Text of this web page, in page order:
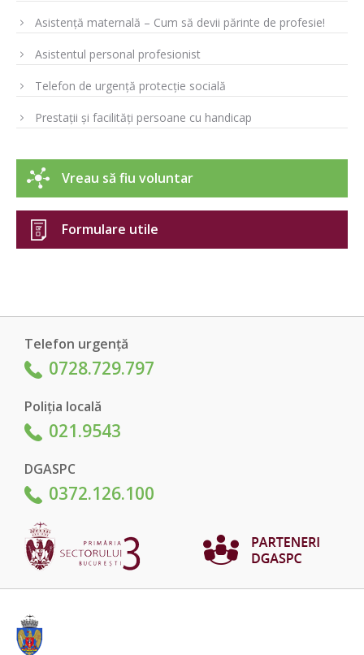
Asistență maternală – Cum să devii părinte de profesie!
Asistentul personal profesionist
Telefon de urgență protecție socială
Prestații și facilități persoane cu handicap
Vreau să fiu voluntar
Formulare utile
Telefon urgență
0728.729.797
Poliția locală
021.9543
DGASPC
0372.126.100